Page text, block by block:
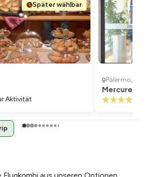
Später wählbar
Aktivität
Palermo,
Mercure